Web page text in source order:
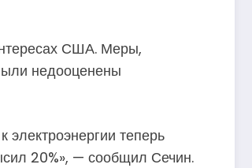
США. Меры,
недооценены
теперь
20%», — сообщил Сечин.